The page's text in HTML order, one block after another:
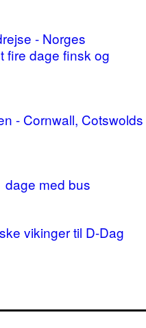
- Norges
fire dage finsk og
- Cornwall, Cotswolds
dage med bus
vikinger til D-Dag